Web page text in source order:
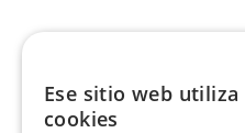
Ese sitio web utiliza
cookies